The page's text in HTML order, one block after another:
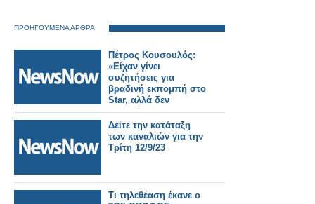
ΠΡΟΗΓΟΥΜΕΝΑ ΑΡΘΡΑ
Πέτρος Κουσουλός:
«Είχαν γίνει
συζητήσεις για
βραδινή εκπομπή στο
Star, αλλά δεν
προχώρησε»
Δείτε την κατάταξη
των καναλιών για την
Τρίτη 12/9/23
Τι τηλεθέαση έκανε ο